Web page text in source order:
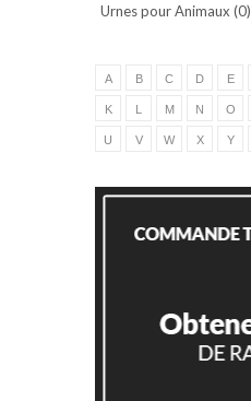
Urnes pour Animaux (0)
A B C D E
K L M N O
U V W X Y